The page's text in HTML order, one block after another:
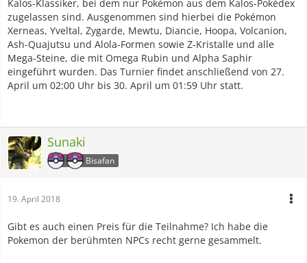
Kalos-Klassiker, bei dem nur Pokémon aus dem Kalos-Pokédex
zugelassen sind. Ausgenommen sind hierbei die Pokémon
Xerneas, Yveltal, Zygarde, Mewtu, Diancie, Hoopa, Volcanion,
Ash-Quajutsu und Alola-Formen sowie Z-Kristalle und alle
Mega-Steine, die mit Omega Rubin und Alpha Saphir
eingeführt wurden. Das Turnier findet anschließend von 27.
April um 02:00 Uhr bis 30. April um 01:59 Uhr statt.
Sunaki
Bisafan
19. April 2018
Gibt es auch einen Preis für die Teilnahme? Ich habe die
Pokemon der berühmten NPCs recht gerne gesammelt.